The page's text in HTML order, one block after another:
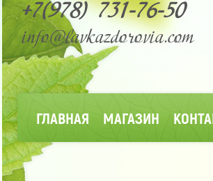
+7(978) 731-76-50
info@lavkazdorovia.com
ГЛАВНАЯ МАГАЗИН